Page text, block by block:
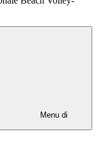
Menu di